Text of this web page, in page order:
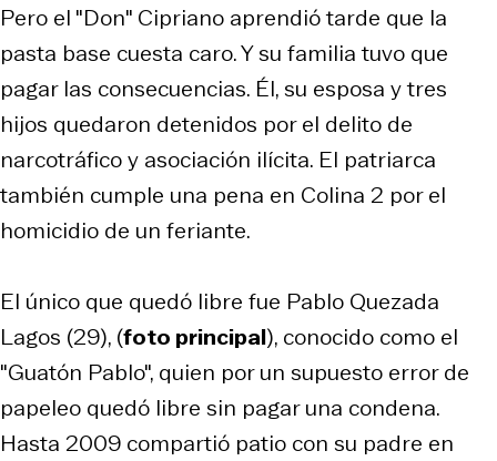
Pero el "Don" Cipriano aprendió tarde que la
pasta base cuesta caro. Y su familia tuvo que
pagar las consecuencias. Él, su esposa y tres
hijos quedaron detenidos por el delito de
narcotráfico y asociación ilícita. El patriarca
también cumple una pena en Colina 2 por el
homicidio de un feriante.
El único que quedó libre fue Pablo Quezada
Lagos (29), (foto principal), conocido como el
"Guatón Pablo", quien por un supuesto error de
papeleo quedó libre sin pagar una condena.
Hasta 2009 compartió patio con su padre en